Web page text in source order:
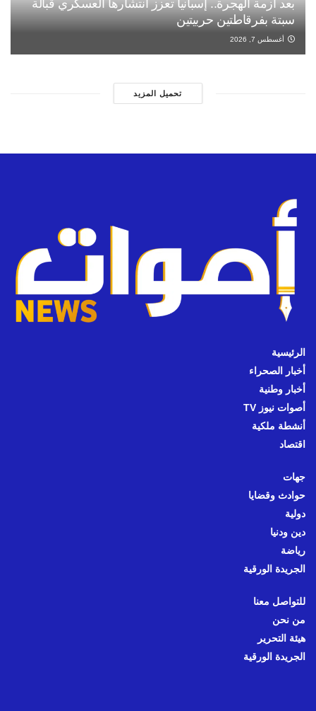
بعد أزمة الهجرة.. إسبانيا تعزز انتشارها العسكري قبالة
سبتة بفرقاطتين حربيتين
أغسطس 7, 2026
تحميل المزيد
الرئيسية
أخبار الصحراء
أخبار وطنية
أصوات نيوز TV
أنشطة ملكية
اقتصاد
جهات
حوادث وقضايا
دولية
دين ودنيا
رياضة
الجريدة الورقية
للتواصل معنا
من نحن
هيئة التحرير
الجريدة الورقية